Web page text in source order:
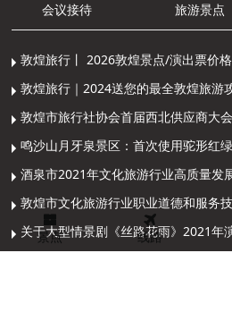
会议接待 旅游景点
敦煌旅行丨 2026敦煌景点/演出票价格
敦煌旅行｜2024送您的最全敦煌旅游
景点 线路